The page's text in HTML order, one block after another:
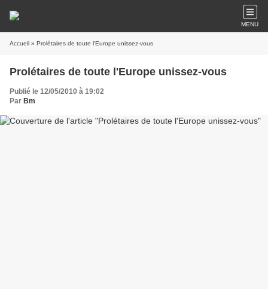
MENU
Accueil » Prolétaires de toute l'Europe unissez-vous
Prolétaires de toute l'Europe unissez-vous
Publié le 12/05/2010 à 19:02
Par Bm